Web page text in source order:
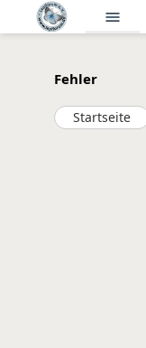
menu
Fehler
Startseite